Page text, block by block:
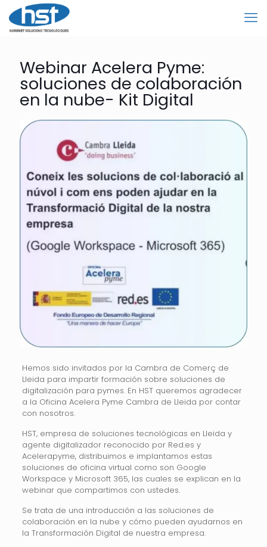
Webinar Acelera Pyme:
soluciones de colaboración
en la nube- Kit Digital
Hemos sido invitados por la Cambra de Comerç de
Lleida para impartir formación sobre soluciones de
digitalización para pymes. En HST queremos agradecer
a la Oficina Acelera Pyme Cambra de Lleida por contar
con nosotros.
HST, empresa de soluciones tecnológicas en Lleida y
agente digitalizador reconocido por Red.es y
Acelerapyme, distribuimos e implantamos estas
soluciones de oficina virtual como son Google
Workspace y Microsoft 365, las cuales se explican en la
webinar que compartimos con ustedes.
Se trata de una introducción a las soluciones de
colaboración en la nube y cómo pueden ayudarnos en
la Transformación Digital de nuestra empresa.